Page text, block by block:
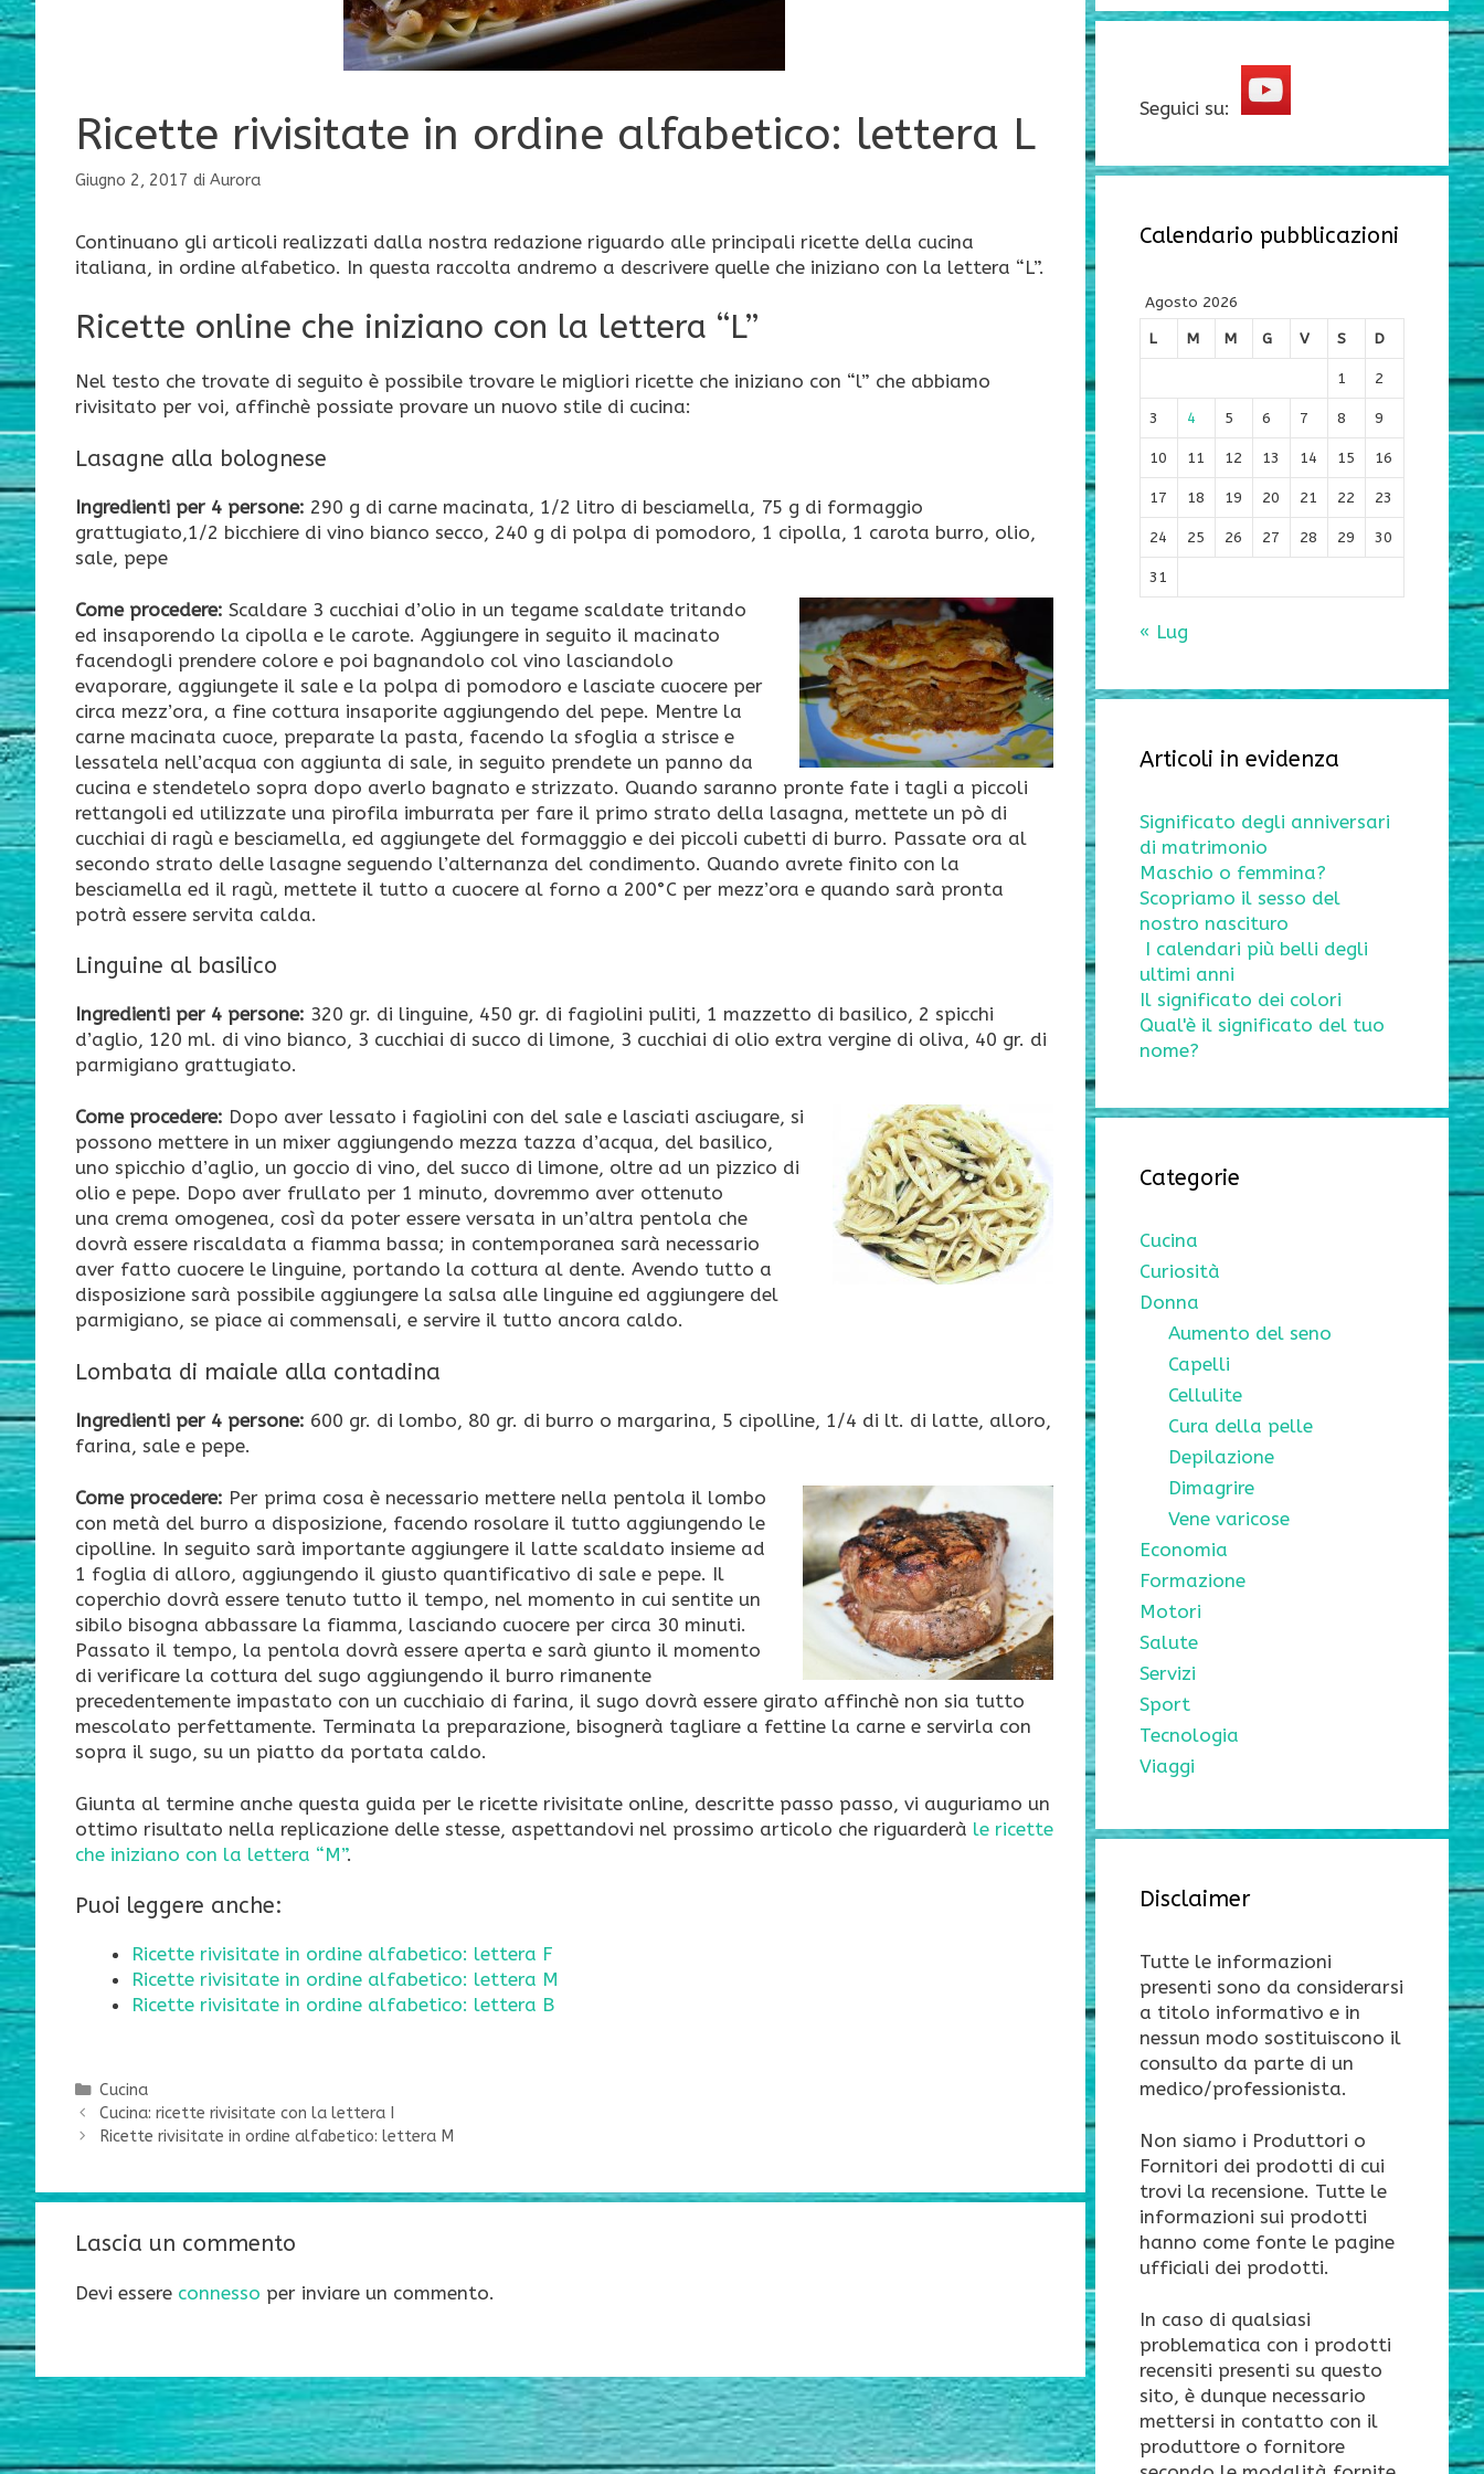
Ricette rivisitate in ordine alfabetico: lettera L
Giugno 2, 2017 di Aurora
Continuano gli articoli realizzati dalla nostra redazione riguardo alle principali ricette della cucina
italiana, in ordine alfabetico. In questa raccolta andremo a descrivere quelle che iniziano con la lettera “L”.
Ricette online che iniziano con la lettera “L”
Nel testo che trovate di seguito è possibile trovare le migliori ricette che iniziano con “l” che abbiamo
rivisitato per voi, affinchè possiate provare un nuovo stile di cucina:
Lasagne alla bolognese
Ingredienti per 4 persone: 290 g di carne macinata, 1/2 litro di besciamella, 75 g di formaggio
grattugiato,1/2 bicchiere di vino bianco secco, 240 g di polpa di pomodoro, 1 cipolla, 1 carota burro, olio,
sale, pepe
Come procedere: Scaldare 3 cucchiai d’olio in un tegame scaldate tritando
ed insaporendo la cipolla e le carote. Aggiungere in seguito il macinato
facendogli prendere colore e poi bagnandolo col vino lasciandolo
evaporare, aggiungete il sale e la polpa di pomodoro e lasciate cuocere per
circa mezz’ora, a fine cottura insaporite aggiungendo del pepe. Mentre la
carne macinata cuoce, preparate la pasta, facendo la sfoglia a strisce e
lessatela nell’acqua con aggiunta di sale, in seguito prendete un panno da
cucina e stendetelo sopra dopo averlo bagnato e strizzato. Quando saranno pronte fate i tagli a piccoli
rettangoli ed utilizzate una pirofila imburrata per fare il primo strato della lasagna, mettete un pò di
cucchiai di ragù e besciamella, ed aggiungete del formagggio e dei piccoli cubetti di burro. Passate ora al
secondo strato delle lasagne seguendo l’alternanza del condimento. Quando avrete finito con la
besciamella ed il ragù, mettete il tutto a cuocere al forno a 200°C per mezz’ora e quando sarà pronta
potrà essere servita calda.
Linguine al basilico
Ingredienti per 4 persone: 320 gr. di linguine, 450 gr. di fagiolini puliti, 1 mazzetto di basilico, 2 spicchi
d’aglio, 120 ml. di vino bianco, 3 cucchiai di succo di limone, 3 cucchiai di olio extra vergine di oliva, 40 gr. di
parmigiano grattugiato.
Come procedere: Dopo aver lessato i fagiolini con del sale e lasciati asciugare, si
possono mettere in un mixer aggiungendo mezza tazza d’acqua, del basilico,
uno spicchio d’aglio, un goccio di vino, del succo di limone, oltre ad un pizzico di
olio e pepe. Dopo aver frullato per 1 minuto, dovremmo aver ottenuto
una crema omogenea, così da poter essere versata in un’altra pentola che
dovrà essere riscaldata a fiamma bassa; in contemporanea sarà necessario
aver fatto cuocere le linguine, portando la cottura al dente. Avendo tutto a
disposizione sarà possibile aggiungere la salsa alle linguine ed aggiungere del
parmigiano, se piace ai commensali, e servire il tutto ancora caldo.
Lombata di maiale alla contadina
Ingredienti per 4 persone: 600 gr. di lombo, 80 gr. di burro o margarina, 5 cipolline, 1/4 di lt. di latte, alloro,
farina, sale e pepe.
Come procedere: Per prima cosa è necessario mettere nella pentola il lombo
con metà del burro a disposizione, facendo rosolare il tutto aggiungendo le
cipolline. In seguito sarà importante aggiungere il latte scaldato insieme ad
1 foglia di alloro, aggiungendo il giusto quantificativo di sale e pepe. Il
coperchio dovrà essere tenuto tutto il tempo, nel momento in cui sentite un
sibilo bisogna abbassare la fiamma, lasciando cuocere per circa 30 minuti.
Passato il tempo, la pentola dovrà essere aperta e sarà giunto il momento
di verificare la cottura del sugo aggiungendo il burro rimanente
precedentemente impastato con un cucchiaio di farina, il sugo dovrà essere girato affinchè non sia tutto
mescolato perfettamente. Terminata la preparazione, bisognerà tagliare a fettine la carne e servirla con
sopra il sugo, su un piatto da portata caldo.
Giunta al termine anche questa guida per le ricette rivisitate online, descritte passo passo, vi auguriamo un
ottimo risultato nella replicazione delle stesse, aspettandovi nel prossimo articolo che riguarderà le ricette
che iniziano con la lettera “M”.
Puoi leggere anche:
Ricette rivisitate in ordine alfabetico: lettera F
Ricette rivisitate in ordine alfabetico: lettera M
Ricette rivisitate in ordine alfabetico: lettera B
Categorie
Cucina
Cucina: ricette rivisitate con la lettera I
Ricette rivisitate in ordine alfabetico: lettera M
Lascia un commento
Devi essere connesso per inviare un commento.
Seguici su:
Calendario pubblicazioni
Agosto 2026
L
M M G V S D
1 2
3 4 5 6 7 8 9
10 11 12 13 14 15 16
17 18 19 20 21 22 23
24 25 26 27 28 29 30
31
« Lug
Articoli in evidenza
Significato degli anniversari
di matrimonio
Maschio o femmina?
Scopriamo il sesso del
nostro nascituro
I calendari più belli degli
ultimi anni
Il significato dei colori
Qual'è il significato del tuo
nome?
Categorie
Cucina
Curiosità
Donna
Aumento del seno
Capelli
Cellulite
Cura della pelle
Depilazione
Dimagrire
Vene varicose
Economia
Formazione
Motori
Salute
Servizi
Sport
Tecnologia
Viaggi
Disclaimer
Tutte le informazioni
presenti sono da considerarsi
a titolo informativo e in
nessun modo sostituiscono il
consulto da parte di un
medico/professionista.
Non siamo i Produttori o
Fornitori dei prodotti di cui
trovi la recensione. Tutte le
informazioni sui prodotti
hanno come fonte le pagine
ufficiali dei prodotti.
In caso di qualsiasi
problematica con i prodotti
recensiti presenti su questo
sito, è dunque necessario
mettersi in contatto con il
produttore o fornitore